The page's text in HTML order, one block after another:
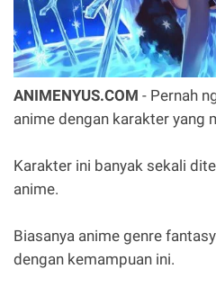
ANIMENYUS.COM - Pernah
anime dengan karakter yang
Karakter ini banyak sekali
anime.
Biasanya anime genre
dengan kemampuan ini.